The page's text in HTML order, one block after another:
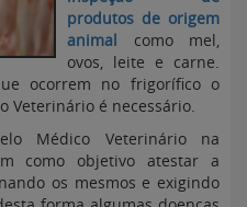
produtos de origem
animal como mel,
ovos, leite e carne.
ocorrem no frigorífico o
Veterinário é necessário.
Médico Veterinário na
como objetivo atestar a
os mesmos e exigindo